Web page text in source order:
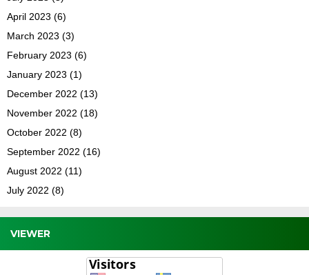
April 2023 (6)
March 2023 (3)
February 2023 (6)
January 2023 (1)
December 2022 (13)
November 2022 (18)
October 2022 (8)
September 2022 (16)
August 2022 (11)
July 2022 (8)
VIEWER